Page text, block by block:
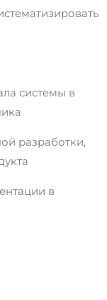
системы в
разработки,
в